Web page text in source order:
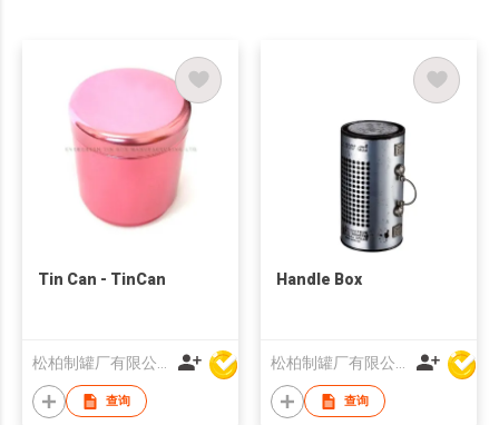
Tin Can - TinCan
松柏制罐厂有限公司
查询
Handle Box
松柏制罐厂有限公司
查询